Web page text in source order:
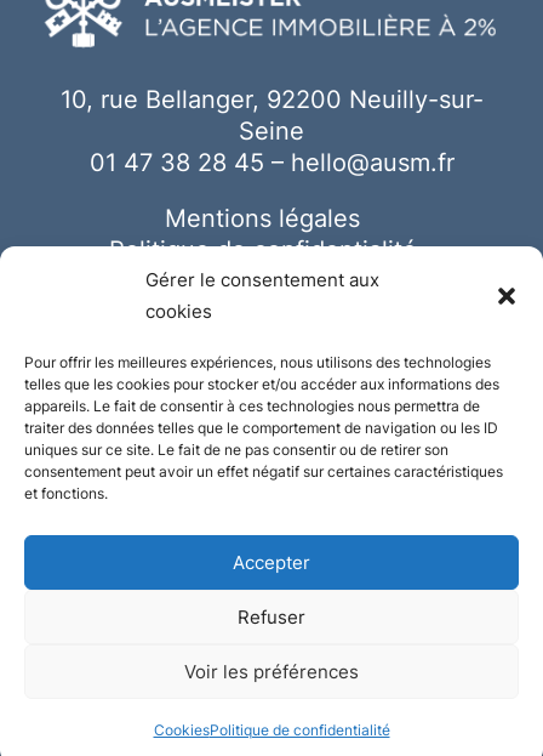
Gérer le consentement aux
cookies
Pour offrir les meilleures expériences, nous utilisons des technologies
telles que les cookies pour stocker et/ou accéder aux informations des
appareils. Le fait de consentir à ces technologies nous permettra de
traiter des données telles que le comportement de navigation ou les ID
uniques sur ce site. Le fait de ne pas consentir ou de retirer son
consentement peut avoir un effet négatif sur certaines caractéristiques
et fonctions.
Accepter
Refuser
Voir les préférences
CookiesPolitique de confidentialité
10, rue Bellanger, 92200 Neuilly-sur-
Seine
01 47 38 28 45 – hello@ausm.fr
Mentions légales
Politique de confidentialité
Cookies
Conception et réalisation :Plate